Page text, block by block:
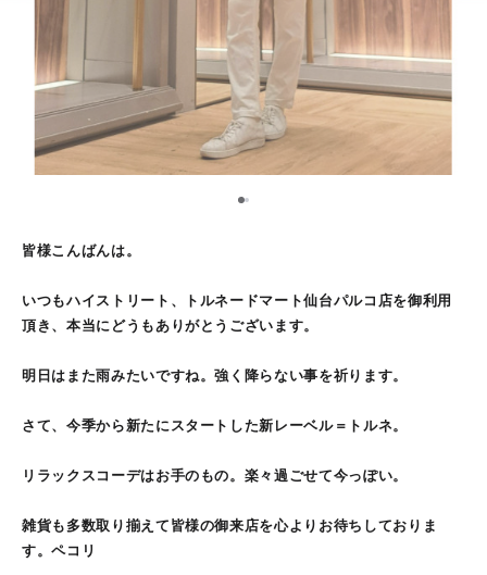
1
皆様こんばんは。
いつもハイストリート、トルネードマート仙台パルコ店を御利用
頂き、本当にどうもありがとうございます。
明日はまた雨みたいですね。強く降らない事を祈ります。
さて、今季から新たにスタートした新レーベル＝トルネ。
リラックスコーデはお手のもの。楽々過ごせて今っぽい。
雑貨も多数取り揃えて皆様の御来店を心よりお待ちしておりま
す。ペコリ